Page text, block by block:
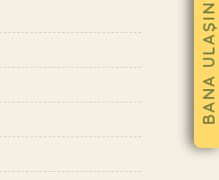
BANA ULAŞIN